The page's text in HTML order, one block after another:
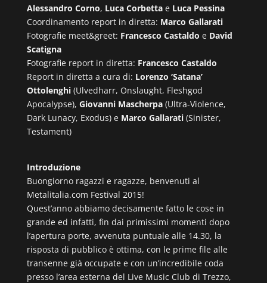
Alessandro Corno, Luca Corbettae Luca Pessina
Coordinamento report in diretta: Marco Gallarati
Fotografie meet&greet: Francesco Castaldo e David
Scatigna
Fotografie report in diretta: Francesco Castaldo
Report in diretta a cura di: Lorenzo ‘Satana’
Ottolenghi(Ulvedharr, Onslaught, Fleshgod
Apocalypse), Giovanni Mascherpa(Ultra-Violence,
Dark Lunacy, Exodus) e Marco Gallarati(Sinister,
Testament)
Introduzione
Buongiorno ragazzi e ragazze, benvenuti al
Metalitalia.com Festival 2015!
Quest’anno abbiamo decisamente fatto le cose in
grande ed infatti, fin dai primissimi momenti dopo
l’apertura porte, avvenuta puntuale alle 14.30, la
risposta di pubblico è ottima, con le prime file alle
transenne già occupate e con un’incredibile coda
presso l’area esterna del Live Music Club di Trezzo,